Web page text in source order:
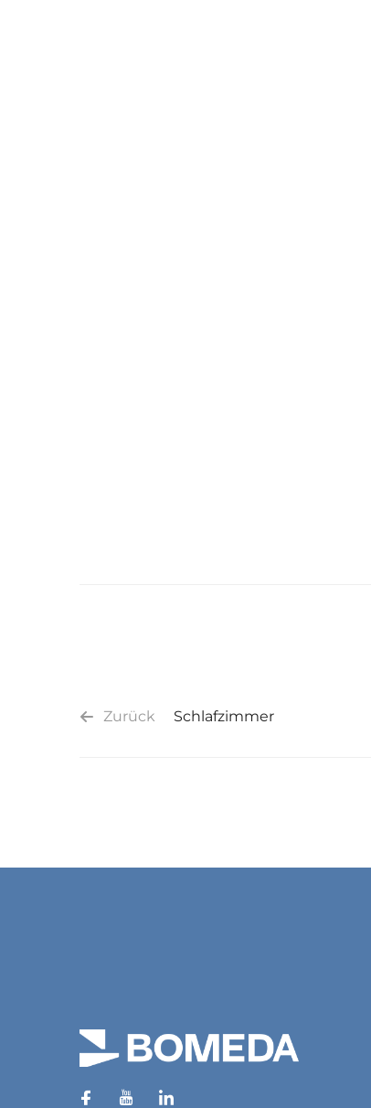
Zurück Schlafzimmer